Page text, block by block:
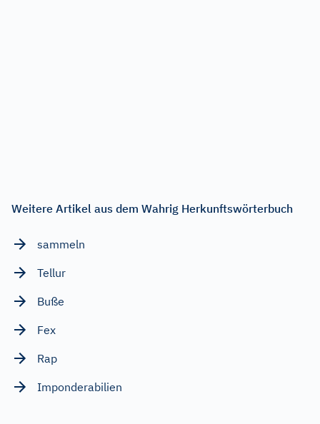
Weitere Artikel aus dem Wahrig Herkunftswörterbuch
sammeln
Tellur
Buße
Fex
Rap
Imponderabilien